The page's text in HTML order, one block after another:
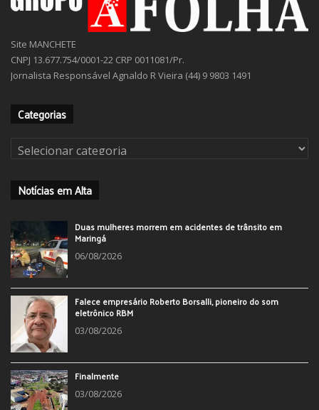
Site MANCHETE
CNPJ 13.677.754/0001-22 CRP 0011081/Pr.
Jornalista Responsável Agnaldo R Vieira (44) 9 9803 1491
Categorias
Categorias
Notícias em Alta
Duas mulheres morrem em acidentes de trânsito em
Maringá
06/08/2026
Falece empresário Roberto Borsalli, pioneiro do som
eletrônico RBM
03/08/2026
Finalmente
03/08/2026